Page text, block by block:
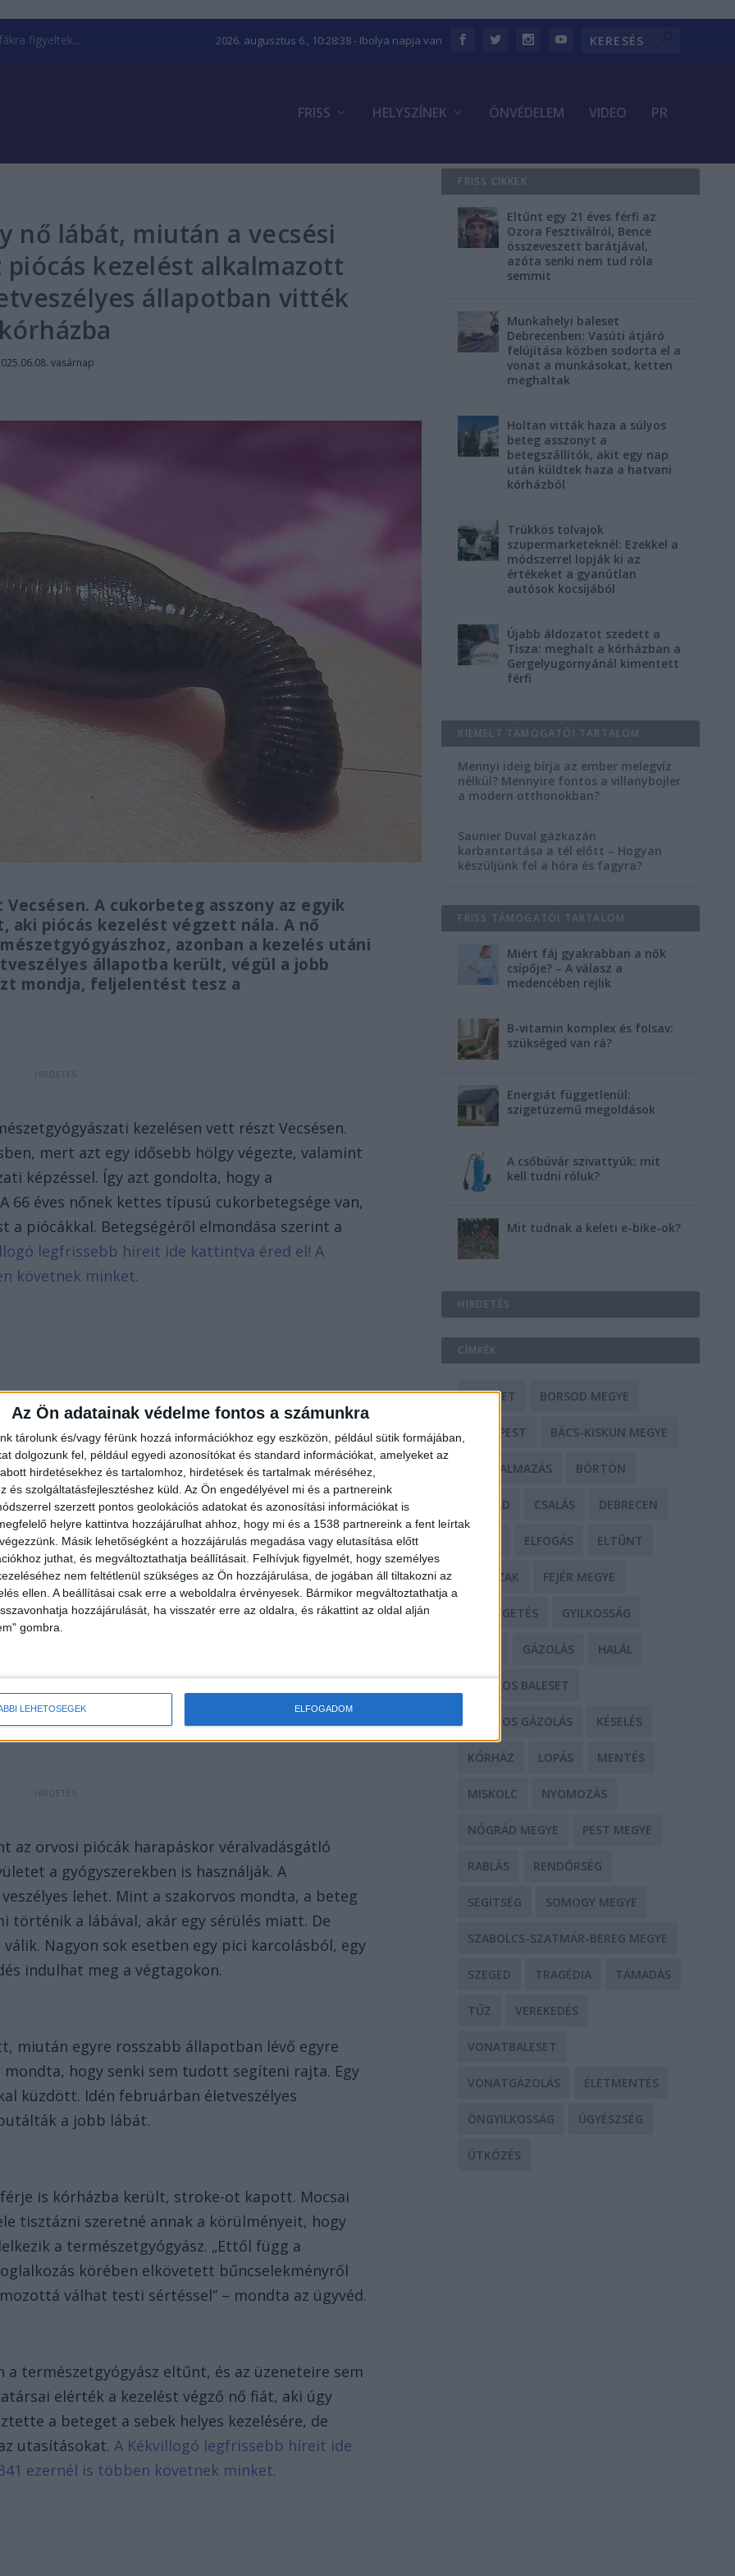
Az Ön adatainak védelme fontos a számunkra
tárolunk és/vagy férünk hozzá információkhoz egy eszközön, például sütik formájában,
dolgozunk fel, például egyedi azonosítókat és standard információkat, amelyeket az
hirdetésekhez és tartalomhoz, hirdetések és tartalmak méréséhez,
és szolgáltatásfejlesztéshez küld. Az Ön engedélyével mi és a partnereink
szerzett pontos geolokációs adatokat és azonosítási információkat is
helyre kattintva hozzájárulhat ahhoz, hogy mi és a 1538 partnereink a fent leírtak
Másik lehetőségként a hozzájárulás megadása vagy elutasítása előtt
juthat, és megváltoztathatja beállításait. Felhívjuk figyelmét, hogy személyes
nem feltétlenül szükséges az Ön hozzájárulása, de jogában áll tiltakozni az
ellen. A beállításai csak erre a weboldalra érvényesek. Bármikor megváltoztathatja a
hozzájárulását, ha visszatér erre az oldalra, és rákattint az oldal alján
gombra.
LEHETŐSÉGEK ELFOGADOM
figyeltek... 2026. augusztus 6., 10:28:39- Ibolya napja van
FRISS HELYSZÍNEK ÖNVÉDELEM VIDEO PR
nő lábát, miután a vecsési
kezelést alkalmazott
állapotban vitték
kórházba
vasárnap
A cukorbeteg asszony az egyik
aki piócás kezelést végzett nála. A nő
azonban a kezelés utáni
állapotba került, végül a jobb
mondja, feljelentést tesz a
kezelésen vett részt Vecsésen.
mert azt egy idősebb hölgy végezte, valamint
képzéssel. Így azt gondolta, hogy a
66 éves nőnek kettes típusú cukorbetegsége van,
a piócákkal. Betegségéről elmondása szerint a
legfrissebb híreit ide kattintva éred el! A
követnek minket.
azt, hogy »te figyelj ide, neked el kell
azt, hogy cukorbetegnek nem lehet felrakni a
tudtam meg” – mondta a nő
forintot fizetett, az utolsó alkalom után egy
egyre nagyobbak lettek.
az orvosi piócák harapáskor véralvadásgátló
a gyógyszerekben is használják. A
lehet. Mint a szakorvos mondta, a beteg
történik a lábával, akár egy sérülés miatt. De
Nagyon sok esetben egy pici karcolásból, egy
indulhat meg a végtagokon.
miután egyre rosszabb állapotban lévő egyre
hogy senki sem tudott segíteni rajta. Egy
küzdött. Idén februárban életveszélyes
a jobb lábát.
is kórházba került, stroke-ot kapott. Mocsai
tisztázni szeretné annak a körülményeit, hogy
a természetgyógyász. „Ettől függ a
körében elkövetett bűncselekményről
válhat testi sértéssel” – mondta az ügyvéd.
természetgyógyász eltűnt, és az üzeneteire sem
elérték a kezelést végző nő fiát, aki úgy
a beteget a sebek helyes kezelésére, de
utasításokat.A Kékvillogó legfrissebb híreit ide
ezernél is többen követnek minket.
FRISS CIKKEK
Eltűnt egy 21 éves férfi az
Ozora Fesztiválról, Bence
összeveszett barátjával,
azóta senki nem tud róla
semmit
Munkahelyi baleset
Debrecenben: Vasúti átjáró
felújítása közben sodorta el a
vonat a munkásokat, ketten
meghaltak
Holtan vitták haza a súlyos
beteg asszonyt a
betegszállítók, akit egy nap
után küldtek haza a hatvani
kórházból
Trükkös tolvajok
szupermarketeknél: Ezekkel a
módszerrel lopják ki az
értékeket a gyanútlan
autósok kocsijából
Újabb áldozatot szedett a
Tisza: meghalt a kórházban a
Gergelyugornyánál kimentett
férfi
KIEMELT TÁMOGATÓI TARTALOM
Mennyi ideig bírja az ember melegvíz
nélkül? Mennyire fontos a villanybojler
a modern otthonokban?
Saunier Duval gázkazán
karbantartása a tél előtt – Hogyan
készüljünk fel a hóra és fagyra?
FRISS TÁMOGATÓI TARTALOM
Miért fáj gyakrabban a nők
csípője? – A válasz a
medencében rejlik
B-vitamin komplex és folsav:
szükséged van rá?
Energiát függetlenül:
szigetüzemű megoldások
A csőbúvár szivattyúk: mit
kell tudni róluk?
Mit tudnak a keleti e-bike-ok?
HIRDETÉS
CÍMKÉK
BALESET BORSOD MEGYE
BUDAPEST BÁCS-KISKUN MEGYE
BÁNTALMAZÁS BÖRTÖN
CSALÁD CSALÁS DEBRECEN
ELFOGÁS ELTŰNT
ERŐSZAK FEJÉR MEGYE
FENYEGETÉS GYILKOSSÁG
GÁZOLÁS HALÁL
HALÁLOS BALESET
HALÁLOS GÁZOLÁS KÉSELÉS
KÓRHÁZ LOPÁS MENTÉS
MISKOLC NYOMOZÁS
NÓGRÁD MEGYE PEST MEGYE
RABLÁS RENDŐRSÉG
SEGÍTSÉG SOMOGY MEGYE
SZABOLCS-SZATMÁR-BEREG MEGYE
SZEGED TRAGÉDIA TÁMADÁS
TŰZ VEREKEDÉS
VONATBALESET
VONATGÁZOLÁS ÉLETMENTÉS
ÖNGYILKOSSÁG ÜGYÉSZSÉG
ÜTKÖZÉS